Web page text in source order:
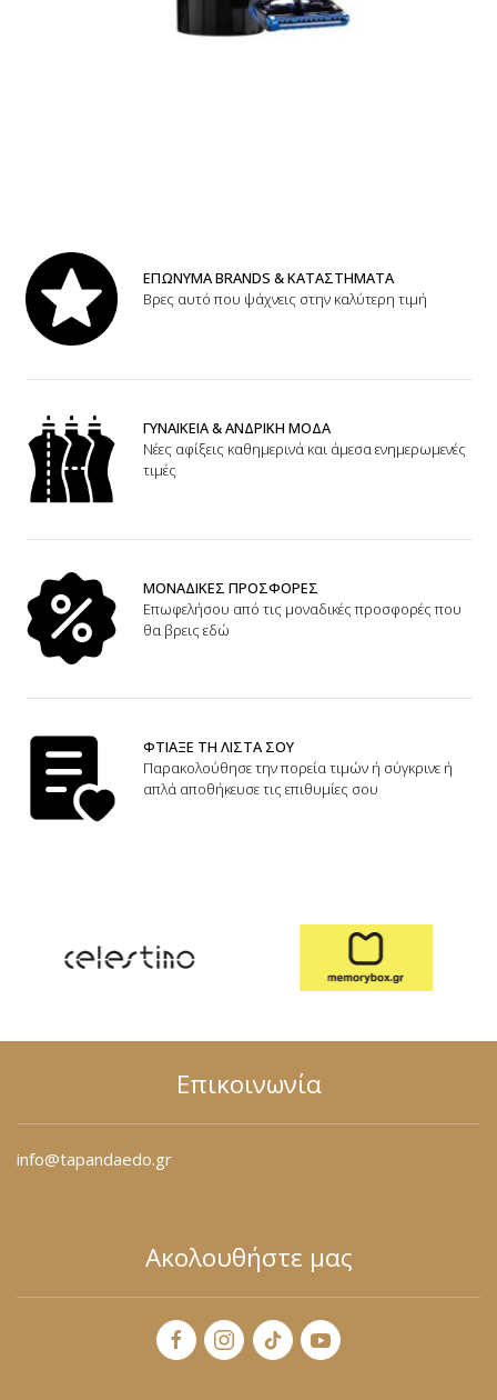
ΕΠΩΝΥΜΑ BRANDS & ΚΑΤΑΣΤΗΜΑΤΑ
Βρες αυτό που ψάχνεις στην καλύτερη τιμή
ΓΥΝΑΙΚΕΙΑ & ΑΝΔΡΙΚΗ ΜΟΔΑ
Νέες αφίξεις καθημερινά και άμεσα ενημερωμενές
τιμές
ΜΟΝΑΔΙΚΕΣ ΠΡΟΣΦΟΡΕΣ
Επωφελήσου από τις μοναδικές προσφορές που
θα βρεις εδώ
ΦΤΙΑΞΕ ΤΗ ΛΙΣΤΑ ΣΟΥ
Παρακολούθησε την πορεία τιμών ή σύγκρινε ή
απλά αποθήκευσε τις επιθυμίες σου
Επικοινωνία
info@tapandaedo.gr
Ακολουθήστε μας